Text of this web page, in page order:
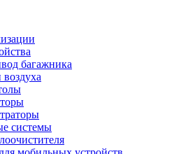
багажника
системы